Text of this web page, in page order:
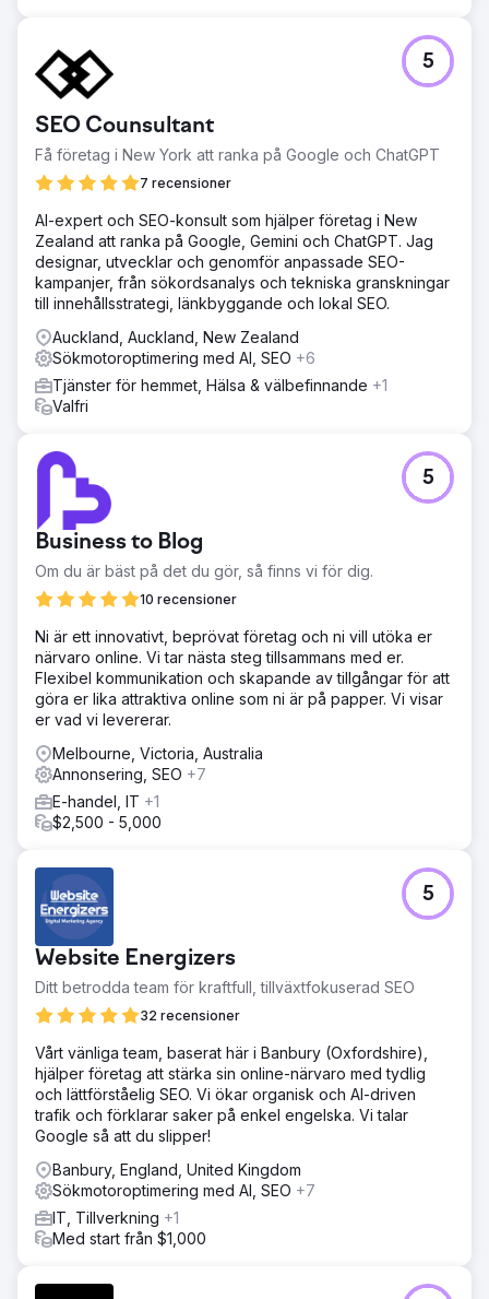
SEO Counsultant
Få företag i New York att ranka på Google och ChatGPT
7 recensioner
5
AI-expert och SEO-konsult som hjälper företag i New
Zealand att ranka på Google, Gemini och ChatGPT. Jag
designar, utvecklar och genomför anpassade SEO-
kampanjer, från sökordsanalys och tekniska granskningar
till innehållsstrategi, länkbyggande och lokal SEO.
Auckland, Auckland, New Zealand
Sökmotoroptimering med AI, SEO +6
Tjänster för hemmet, Hälsa & välbefinnande +1
Valfri
Business to Blog
Om du är bäst på det du gör, så finns vi för dig.
10 recensioner
5
Ni är ett innovativt, beprövat företag och ni vill utöka er
närvaro online. Vi tar nästa steg tillsammans med er.
Flexibel kommunikation och skapande av tillgångar för att
göra er lika attraktiva online som ni är på papper. Vi visar
er vad vi levererar.
Melbourne, Victoria, Australia
Annonsering, SEO +7
E-handel, IT +1
$2,500 - 5,000
Website Energizers
Ditt betrodda team för kraftfull, tillväxtfokuserad SEO
32 recensioner
5
Vårt vänliga team, baserat här i Banbury (Oxfordshire),
hjälper företag att stärka sin online-närvaro med tydlig
och lättförståelig SEO. Vi ökar organisk och AI-driven
trafik och förklarar saker på enkel engelska. Vi talar
Google så att du slipper!
Banbury, England, United Kingdom
Sökmotoroptimering med AI, SEO +7
IT, Tillverkning +1
Med start från $1,000